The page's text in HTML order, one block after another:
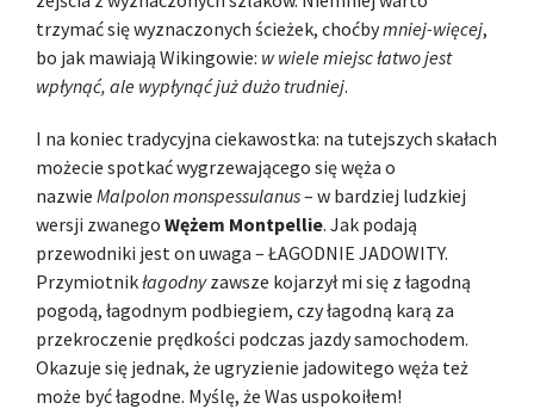
trzymać się wyznaczonych ścieżek, choćbymniej-więcej,
bo jak mawiają Wikingowie: w wiele miejsc łatwo jest
wpłynąć, ale wypłynąć już dużo trudniej.
I na koniec tradycyjna ciekawostka: na tutejszych skałach
możecie spotkać wygrzewającego się węża o
nazwie Malpolon monspessulanus– w bardziej ludzkiej
wersji zwanego Wężem Montpellie. Jak podają
przewodniki jest on uwaga – ŁAGODNIE JADOWITY.
Przymiotnikłagodnyzawsze kojarzył mi się z łagodną
pogodą, łagodnym podbiegiem, czy łagodną karą za
przekroczenie prędkości podczas jazdy samochodem.
Okazuje się jednak, że ugryzienie jadowitego węża też
może być łagodne. Myślę, że Was uspokoiłem!